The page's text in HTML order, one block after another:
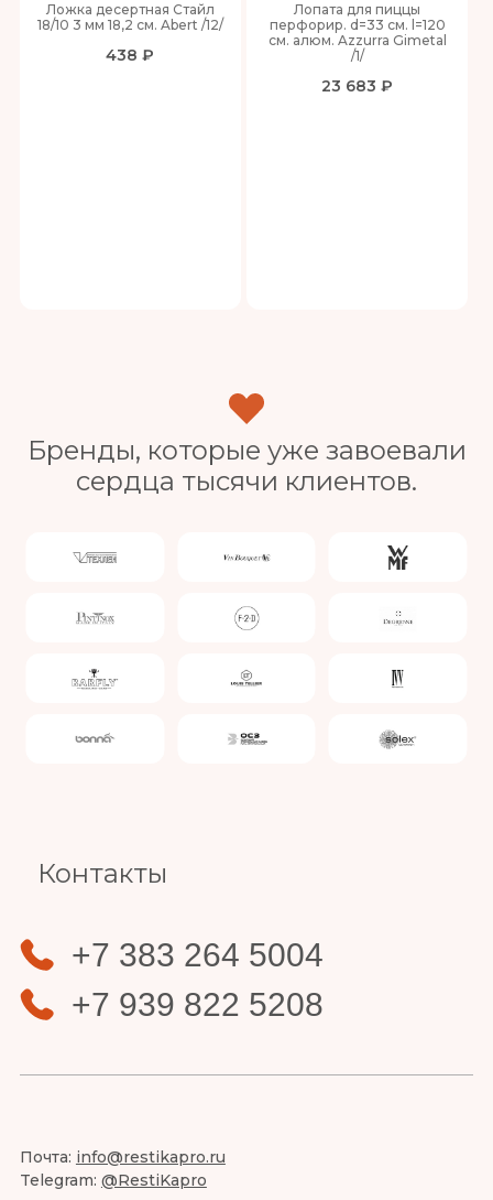
Ложка десертная Стайл
18/10 3 мм 18,2 см. Abert /12/
438 ₽
Лопата для пиццы
перфорир. d=33 см. l=120
см. алюм. Azzurra Gimetal
/1/
23 683 ₽
Бренды, которые уже завоевали
сердца тысячи клиентов.
Контакты
+7 383 264 5004
+7 939 822 5208
Почта: info@restikapro.ru
Telegram: @RestiKapro